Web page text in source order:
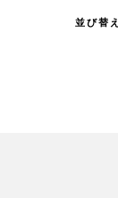
並び替え